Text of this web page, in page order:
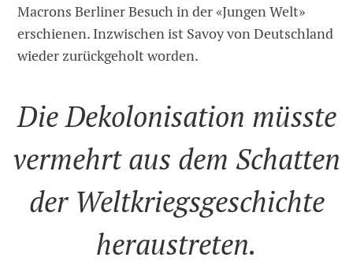
Macrons Berliner Besuch in der «Jungen Welt»
erschienen. Inzwischen ist Savoy von Deutschland
wieder zurückgeholt worden.
Die Dekolonisation müsste
vermehrt aus dem Schatten
der Weltkriegsgeschichte
heraustreten.